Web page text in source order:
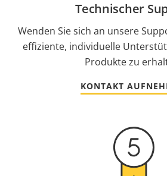
Technischer
Wenden Sie sich an unsere
effiziente, individuelle
Produkte zu
KONTAKT